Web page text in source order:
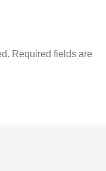
Required fields are